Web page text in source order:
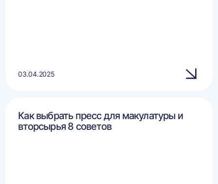
03.04.2025
Как выбрать пресс для макулатуры и
вторсырья 8 советов